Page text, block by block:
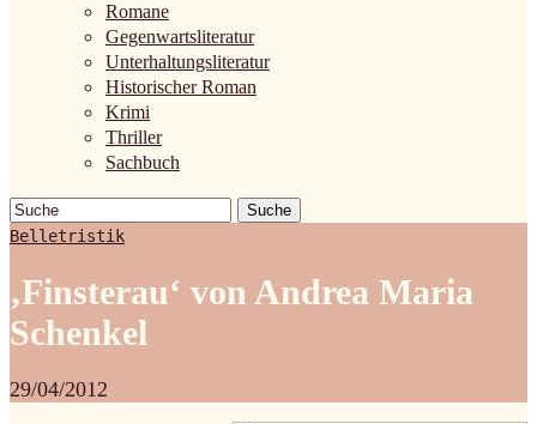
Romane
Gegenwartsliteratur
Unterhaltungsliteratur
Historischer Roman
Krimi
Thriller
Sachbuch
Suche
Belletristik
‚Finsterau‘ von Andrea Maria
Schenkel
29/04/2012